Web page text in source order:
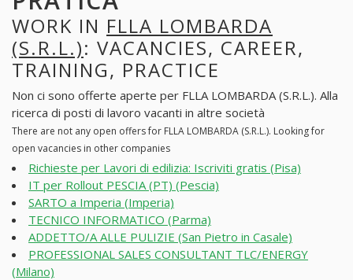
WORK IN FLLA LOMBARDA
(S.R.L.): VACANCIES, CAREER,
TRAINING, PRACTICE
Non ci sono offerte aperte per FLLA LOMBARDA (S.R.L.). Alla
ricerca di posti di lavoro vacanti in altre società
There are not any open offers for FLLA LOMBARDA (S.R.L.). Looking for
open vacancies in other companies
Richieste per Lavori di edilizia: Iscriviti gratis (Pisa)
IT per Rollout PESCIA (PT) (Pescia)
SARTO a Imperia (Imperia)
TECNICO INFORMATICO (Parma)
ADDETTO/A ALLE PULIZIE (San Pietro in Casale)
PROFESSIONAL SALES CONSULTANT TLC/ENERGY
(Milano)